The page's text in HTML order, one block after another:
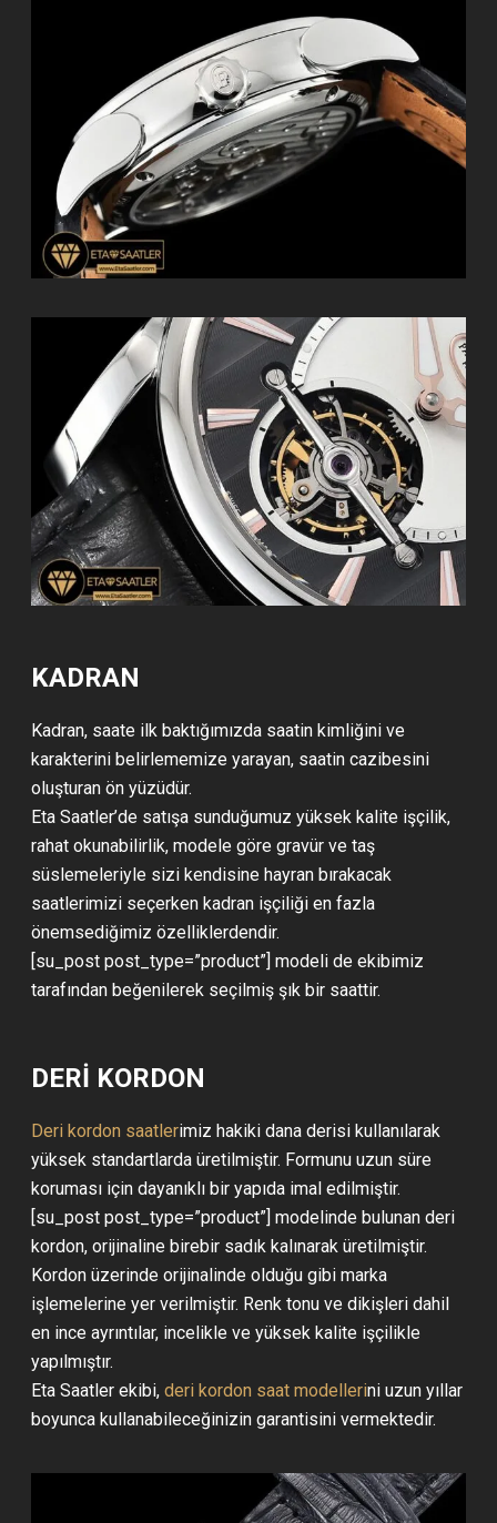
KADRAN
Kadran, saate ilk baktığımızda saatin kimliğini ve
karakterini belirlememize yarayan, saatin cazibesini
oluşturan ön yüzüdür.
Eta Saatler’de satışa sunduğumuz yüksek kalite işçilik,
rahat okunabilirlik, modele göre gravür ve taş
süslemeleriyle sizi kendisine hayran bırakacak
saatlerimizi seçerken kadran işçiliği en fazla
önemsediğimiz özelliklerdendir.
[su_post post_type=”product”] modeli de ekibimiz
tarafından beğenilerek seçilmiş şık bir saattir.
DERİ KORDON
Deri kordon saatlerimiz hakiki dana derisi kullanılarak
yüksek standartlarda üretilmiştir. Formunu uzun süre
koruması için dayanıklı bir yapıda imal edilmiştir.
[su_post post_type=”product”] modelinde bulunan deri
kordon, orijinaline birebir sadık kalınarak üretilmiştir.
Kordon üzerinde orijinalinde olduğu gibi marka
işlemelerine yer verilmiştir. Renk tonu ve dikişleri dahil
en ince ayrıntılar, incelikle ve yüksek kalite işçilikle
yapılmıştır.
Eta Saatler ekibi,deri kordon saat modellerini uzun yıllar
boyunca kullanabileceğinizin garantisini vermektedir.